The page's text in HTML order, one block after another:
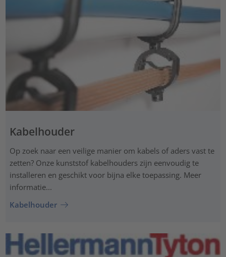
Kabelhouder
Op zoek naar een veilige manier om kabels of aders vast te
zetten? Onze kunststof kabelhouders zijn eenvoudig te
installeren en geschikt voor bijna elke toepassing. Meer
informatie...
Kabelhouder